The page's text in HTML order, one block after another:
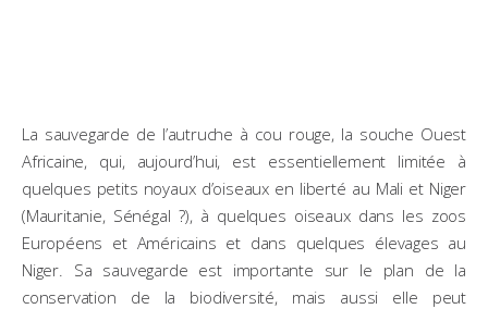
La sauvegarde de l’autruche à cou rouge, la souche Ouest
Africaine, qui, aujourd’hui, est essentiellement limitée à
quelques petits noyaux d’oiseaux en liberté au Mali et Niger
(Mauritanie, Sénégal ?), à quelques oiseaux dans les zoos
Européens et Américains et dans quelques élevages au
Niger. Sa sauvegarde est importante sur le plan de la
conservation de la biodiversité, mais aussi elle peut